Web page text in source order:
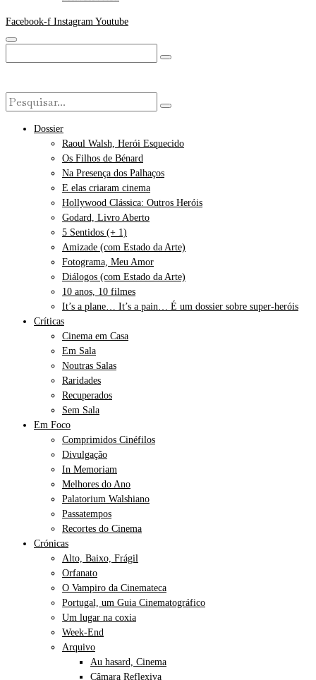
Facebook-f Instagram Youtube
Dossier
Raoul Walsh, Herói Esquecido
Os Filhos de Bénard
Na Presença dos Palhaços
E elas criaram cinema
Hollywood Clássica: Outros Heróis
Godard, Livro Aberto
5 Sentidos (+ 1)
Amizade (com Estado da Arte)
Fotograma, Meu Amor
Diálogos (com Estado da Arte)
10 anos, 10 filmes
It’s a plane… It’s a pain… É um dossier sobre super-heróis
Críticas
Cinema em Casa
Em Sala
Noutras Salas
Raridades
Recuperados
Sem Sala
Em Foco
Comprimidos Cinéfilos
Divulgação
In Memoriam
Melhores do Ano
Palatorium Walshiano
Passatempos
Recortes do Cinema
Crónicas
Alto, Baixo, Frágil
Orfanato
O Vampiro da Cinemateca
Portugal, um Guia Cinematográfico
Um lugar na coxia
Week-End
Arquivo
Au hasard, Cinema
Câmara Reflexiva